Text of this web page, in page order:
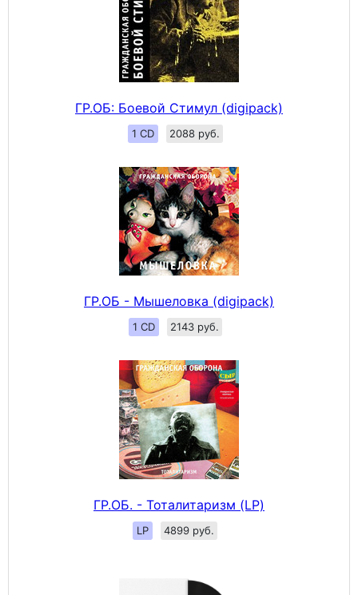
ГР.ОБ: Боевой Стимул (digipack)
1 CD 2088 руб.
ГР.ОБ - Мышеловка (digipack)
1 CD 2143 руб.
ГР.ОБ. - Тоталитаризм (LP)
LP 4899 руб.